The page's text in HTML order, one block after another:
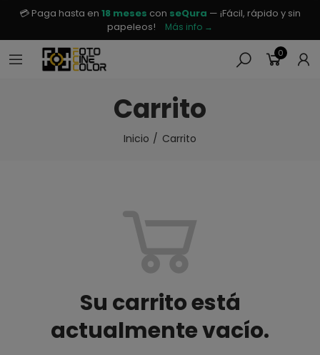
💳 Paga hasta en 18 meses con seQura — ¡Fácil, rápido y sin
papeleos!
Más info →
0
Carrito
Inicio Carrito
Su carrito está
actualmente vacío.